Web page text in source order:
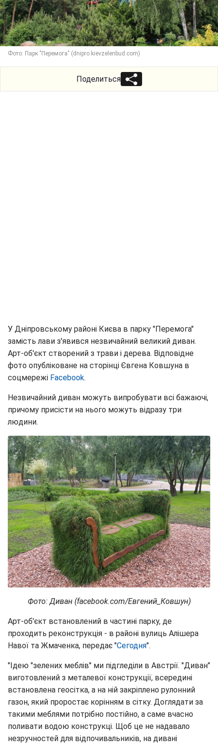
Фото: Парк "Перемога" (dnipro.kievzelenbud.com)
Поделиться
У Дніпровському районі Києва в парку "Перемога"
замість лави з'явився незвичайний великий диван.
Арт-об'єкт створений з трави і дерева. Відповідне
фото опубліковане на сторінці Євгена Ковшуна в
соцмережі Facebook.
Незвичайний диван можуть випробувати всі бажаючі,
причому присісти на нього можуть відразу три
людини.
Фото: Диван (facebook.com/Евгений_Ковшун)
Арт-об'єкт встановлений в частині парку, де
проходить реконструкція - в районі вулиць Алішера
Навої та Жмаченка, передає "Сегодня".
"Ідею "зелених меблів" ми підгледіли в Австрії. "Диван"
виготовлений з металевої конструкції, всередині
встановлена ​​геосітка, а на ній закріплено рулонний
газон, який проростає корінням в сітку. Доглядати за
такими меблями потрібно постійно, а саме вчасно
поливати водою конструкці. Щоб це не надавало
незручностей для відпочивальників, на дивані